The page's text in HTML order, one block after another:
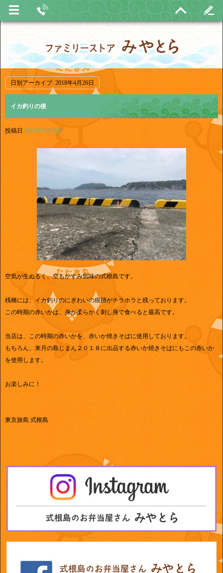
日別アーカイブ: 2018年4月26日
イカ釣りの後
投稿日 2018年4月26日
空気が生ぬるく、空もかすみ気味の式根島です。
桟橋には、イカ釣りのにぎわいの痕跡がチラホラと残っております。
この時期の赤いかは、身が柔らかく刺し身で食べると最高です。
当店は、この時期の赤いかを、赤いか焼きそばに使用しております。
もちろん、来月の島じまん２０１８に出品する赤いか焼きそばにもこの赤いか
を使用します。
お楽しみに！
東京旅島 式根島